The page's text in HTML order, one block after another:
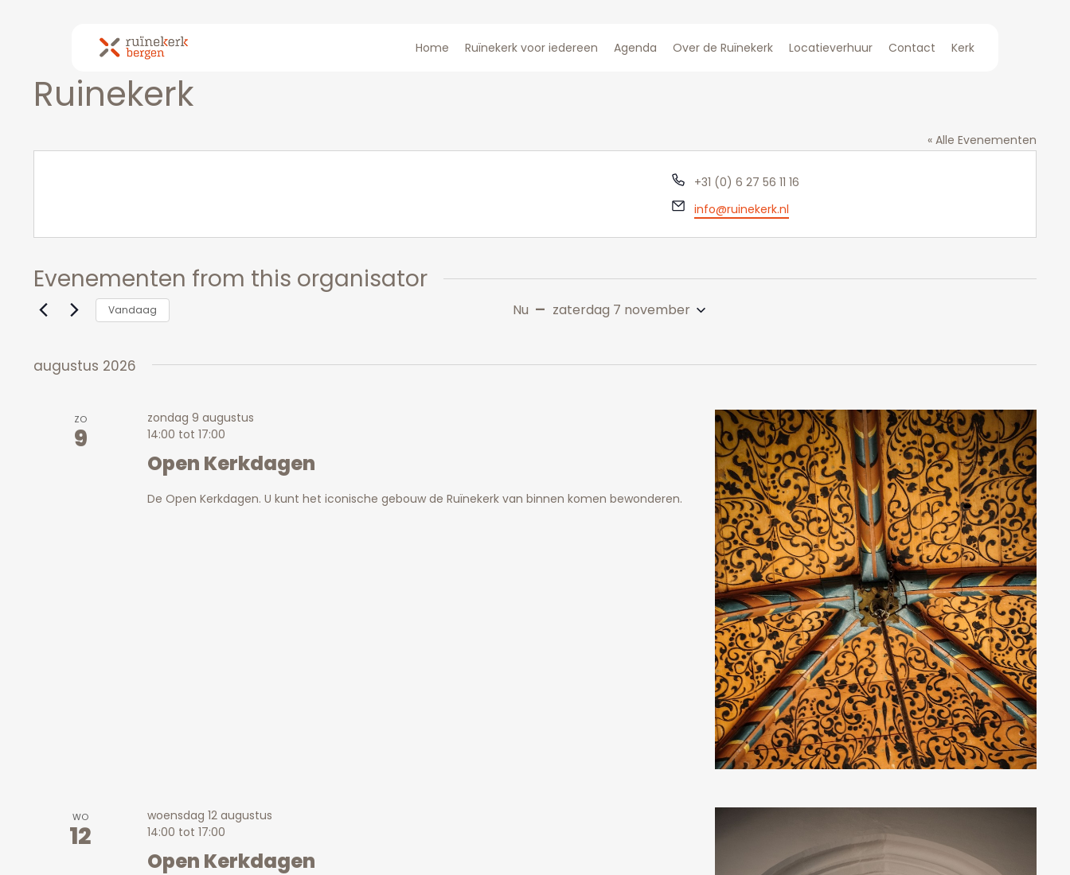
Home Ruïnekerk voor iedereen Agenda Over de Ruïnekerk Locatieverhuur Contact Kerk
Ruinekerk
« Alle Evenementen
Telefoon
+31 (0) 6 27 56 11 16
E-
mail
info@ruinekerk.nl
Evenementen from this organisator
Vandaag Nu - zaterdag 7 november
Selecteer
datum.
augustus 2026
ZO
9
Open Kerkdagen
zondag 9 augustus
14:00 tot 17:00
De Open Kerkdagen. U kunt het iconische gebouw de Ruïnekerk van binnen komen bewonderen.
WO
12
Open Kerkdagen
woensdag 12 augustus
14:00 tot 17:00